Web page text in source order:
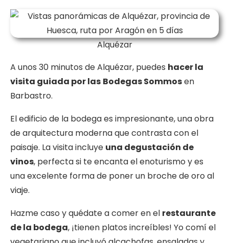
Alquézar
A unos 30 minutos de Alquézar, puedes hacer la
visita guiada por las Bodegas Sommosen
Barbastro.
El edificio de la bodega es impresionante, una obra
de arquitectura moderna que contrasta con el
paisaje. La visita incluye una degustación de
vinos, perfecta si te encanta el enoturismo y es
una excelente forma de poner un broche de oro al
viaje.
Hazme caso y quédate a comer en el restaurante
de la bodega, ¡tienen platos increíbles! Yo comí el